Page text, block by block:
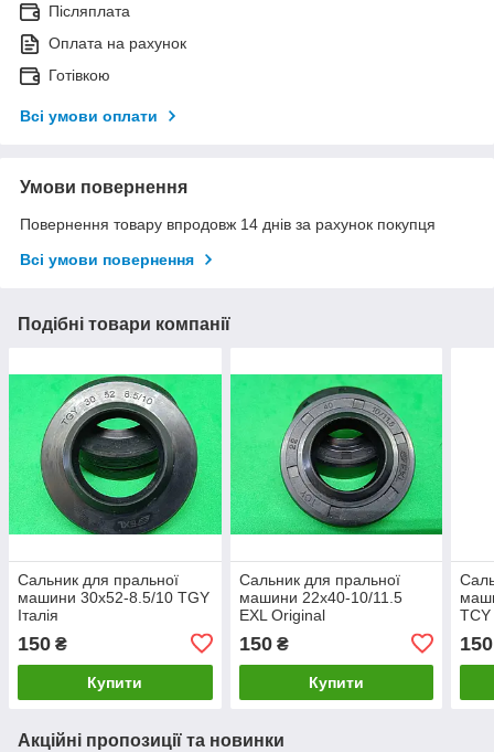
Післяплата
Оплата на рахунок
Готівкою
Всі умови оплати
Умови повернення
Повернення товару впродовж 14 днів за рахунок покупця
Всі умови повернення
Подібні товари компанії
Сальник для пральної
машини 30х52-8.5/10 TGY
Італія
150 ₴
Купити
Сальник для пральної
машини 22х40-10/11.5
EXL Original
150₴
Купити
TCY
150
Акційні пропозиції та новинки